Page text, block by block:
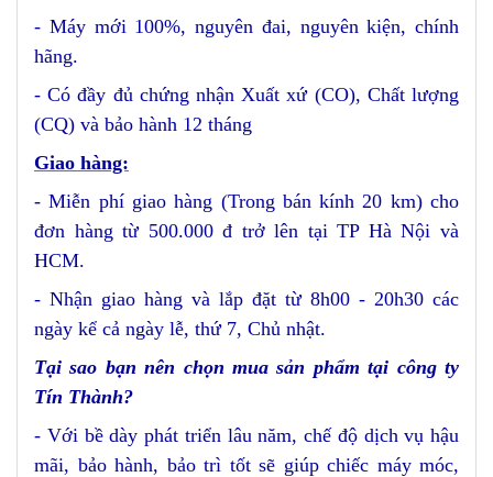
- Máy mới 100%, nguyên đai, nguyên kiện, chính
hãng.
- Có đầy đủ chứng nhận Xuất xứ (CO), Chất lượng
(CQ) và bảo hành 12 tháng
Giao hàng:
- Miễn phí giao hàng (Trong bán kính 20 km) cho
đơn hàng từ 500.000 đ trở lên tại TP Hà Nội và
HCM.
- Nhận giao hàng và lắp đặt từ 8h00 - 20h30 các
ngày kể cả ngày lễ, thứ 7, Chủ nhật.
Tại sao bạn nên chọn mua sản phẩm tại công ty
Tín Thành?
- Với bề dày phát triển lâu năm, chế độ dịch vụ hậu
mãi, bảo hành, bảo trì tốt sẽ giúp chiếc máy móc,